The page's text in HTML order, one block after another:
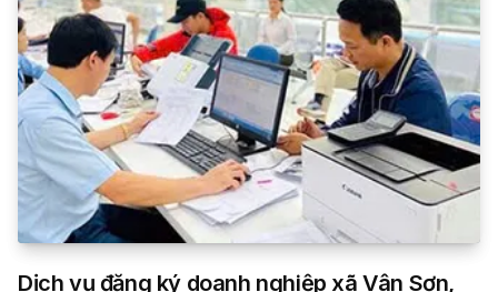
Dịch vụ đăng ký doanh nghiệp xã Vân Sơn,